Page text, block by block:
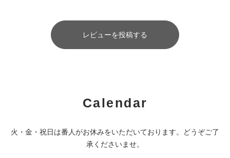
レビューを投稿する
Calendar
火・金・祝日は番人がお休みをいただいております。どうぞご了
承くださいませ。